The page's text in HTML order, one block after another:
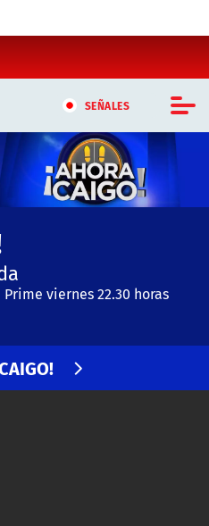
SEÑALES
viernes 22.30 horas